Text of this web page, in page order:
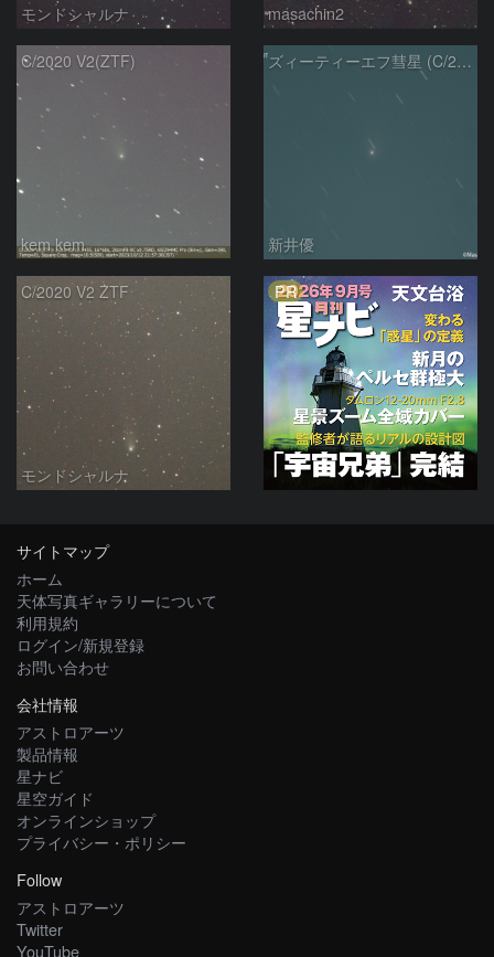
モンドシャルナ masachin2
C/2020 V2(ZTF)
kem.kem
ズィーティーエフ彗星 (C/2020V2)：202309/12
新井優
C/2020 V2 ZTF
モンドシャルナ
PR
サイトマップ
ホーム
天体写真ギャラリーについて
利用規約
ログイン/新規登録
お問い合わせ
会社情報
アストロアーツ
製品情報
星ナビ
星空ガイド
オンラインショップ
プライバシー・ポリシー
Follow
アストロアーツ
Twitter
YouTube